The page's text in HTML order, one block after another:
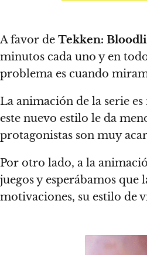
A favor de Tekken:
minutos cada uno y en
problema es cuando
La animación de la serie
este nuevo estilo le da
protagonistas son muy
Por otro lado, a la
juegos y esperábamos que
motivaciones, su estilo de